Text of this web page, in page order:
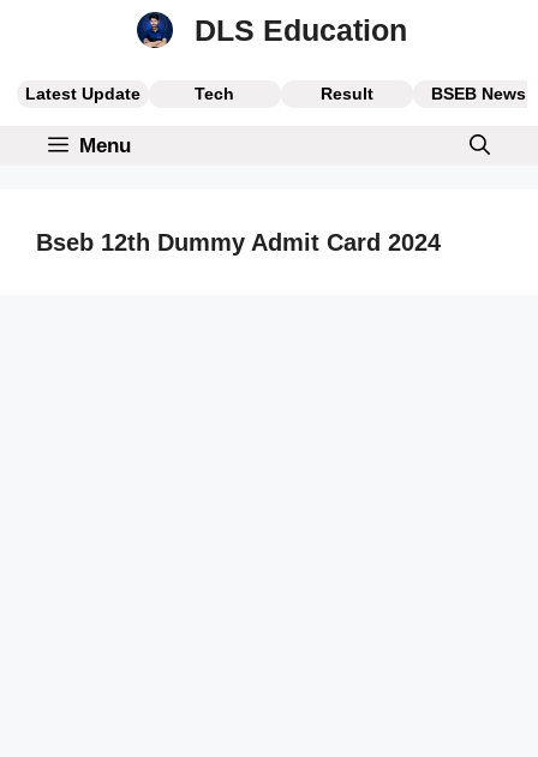
DLS Education
Latest Update Tech Result BSEB News
Menu
Bseb 12th Dummy Admit Card 2024